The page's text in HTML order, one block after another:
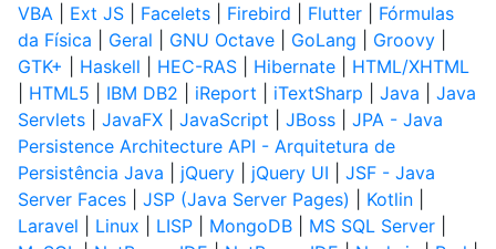
VBA
Ext JS Facelets Firebird Flutter
Fórmulas
da Física
Geral GNU Octave GoLang Groovy
GTK+
Haskell HEC-RAS Hibernate
HTML/XHTML
HTML5 IBM DB2 iReport iTextSharp Java
Java
Servlets
JavaFX JavaScript JBoss
JPA - Java
Persistence Architecture API - Arquitetura de
Persistência Java
jQuery jQuery UI
JSF - Java
Server Faces
JSP (Java Server Pages) Kotlin
Laravel
Linux LISP MongoDB MS SQL Server